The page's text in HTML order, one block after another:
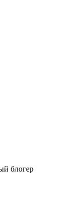
блогер